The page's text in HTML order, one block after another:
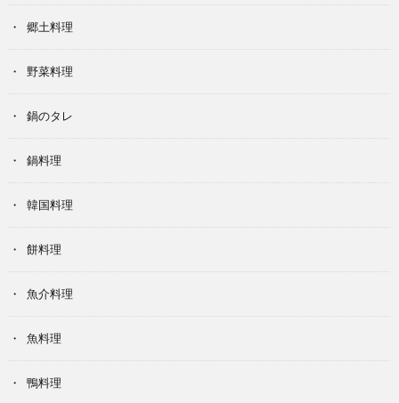
郷土料理
野菜料理
鍋のタレ
鍋料理
韓国料理
餅料理
魚介料理
魚料理
鴨料理